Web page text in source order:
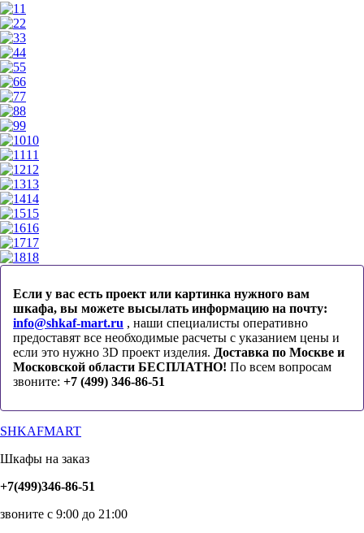
1
2
3
4
5
6
7
8
9
10
11
12
13
14
15
16
17
18
Если у вас есть проект или картинка нужного вам
шкафа, вы можете высылать информацию на почту:
info@shkaf-mart.ru , наши специалисты оперативно
предоставят все необходимые расчеты с указанием цены и
если это нужно 3D проект изделия. Доставка по Москве и
Московской области БЕСПЛАТНО! По всем вопросам
звоните: +7 (499) 346-86-51
SHKAFMART
Шкафы на заказ
+7(499)346-86-51
звоните с 9:00 до 21:00